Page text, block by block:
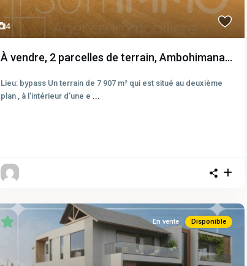
4
À vendre, 2 parcelles de terrain, Ambohimana...
Lieu: bypass Un terrain de 7 907 m² qui est situé au deuxième
plan , à l'intérieur d'une e ...
En vente Disponible